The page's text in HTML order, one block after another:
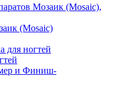
Мозаик (Mosaic),
(Mosaic)
для ногтей
и Финиш-